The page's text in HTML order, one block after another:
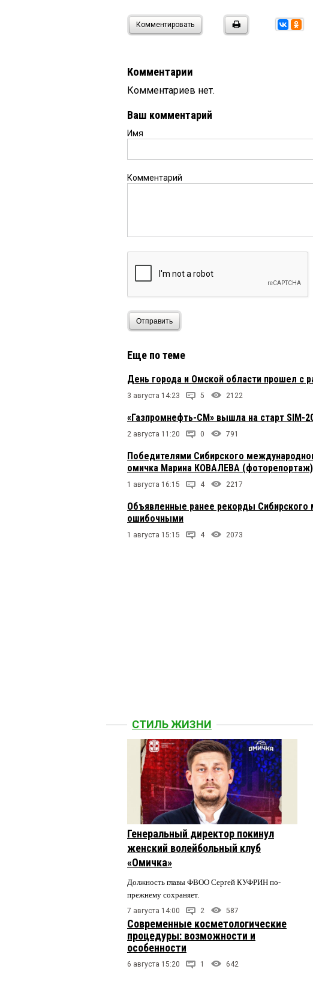
Комментировать
Комментарии
Комментариев нет.
Ваш комментарий
Имя
Комментарий
Отправить
Еще по теме
День города и Омской области прошел с
3 августа 14:23 5 2122
«Газпромнефть-СМ» вышла на старт SIM-
2 августа 11:20 0 791
Победителями Сибирского
омичка Марина КОВАЛЕВА (фоторепортаж)
1 августа 16:15 4 2217
Объявленные ранее рекорды
ошибочными
1 августа 15:15 4 2073
СТИЛЬ ЖИЗНИ
Генеральный директор покинул
женский волейбольный клуб
«Омичка»
Должность главы ФВОО Сергей КУФРИН по-
прежнему сохраняет.
7 августа 14:00 2 587
Современные косметологические
процедуры: возможности и
особенности
6 августа 15:20 1 642